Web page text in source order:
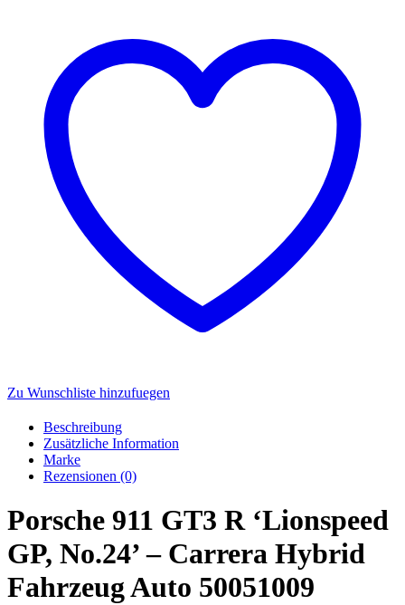
Fahrzeug
Auto
50051009
Menge
Zu Wunschliste hinzufuegen
Beschreibung
Zusätzliche Information
Marke
Rezensionen (0)
Porsche 911 GT3 R ‘Lionspeed
GP, No.24’ – Carrera Hybrid
Fahrzeug Auto 50051009